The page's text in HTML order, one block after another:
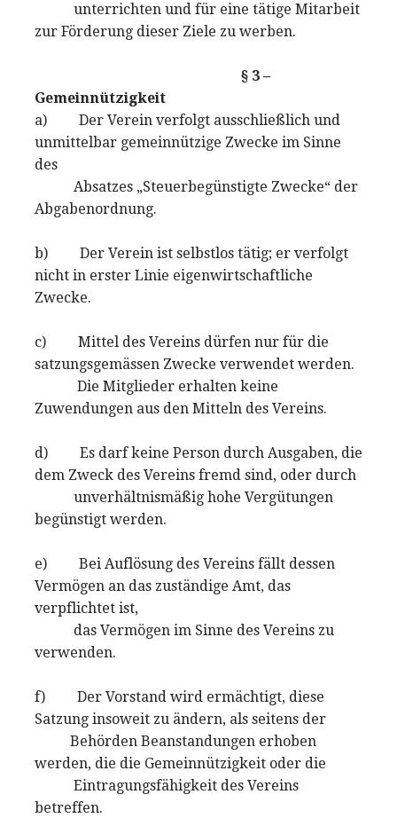
unterrichten und für eine tätige Mitarbeit
zur Förderung dieser Ziele zu werben.
§ 3 –
Gemeinnützigkeit
a) Der Verein verfolgt ausschließlich und
unmittelbar gemeinnützige Zwecke im Sinne
des
Absatzes „Steuerbegünstigte Zwecke“ der
Abgabenordnung.
b) Der Verein ist selbstlos tätig; er verfolgt
nicht in erster Linie eigenwirtschaftliche
Zwecke.
c) Mittel des Vereins dürfen nur für die
satzungsgemässen Zwecke verwendet werden.
Die Mitglieder erhalten keine
Zuwendungen aus den Mitteln des Vereins.
d) Es darf keine Person durch Ausgaben, die
dem Zweck des Vereins fremd sind, oder durch
unverhältnismäßig hohe Vergütungen
begünstigt werden.
e) Bei Auflösung des Vereins fällt dessen
Vermögen an das zuständige Amt, das
verpflichtet ist,
das Vermögen im Sinne des Vereins zu
verwenden.
f) Der Vorstand wird ermächtigt, diese
Satzung insoweit zu ändern, als seitens der
Behörden Beanstandungen erhoben
werden, die die Gemeinnützigkeit oder die
Eintragungsfähigkeit des Vereins
betreffen.